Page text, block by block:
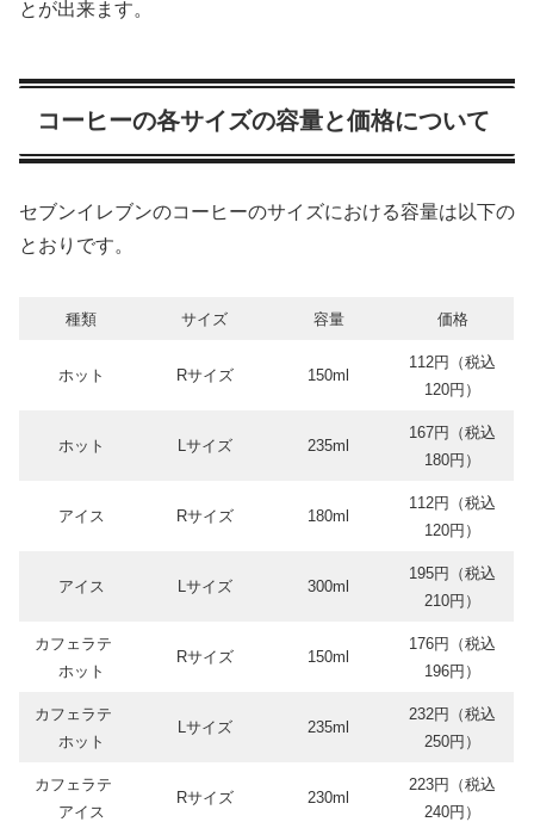
とが出来ます。
コーヒーの各サイズの容量と価格について
セブンイレブンのコーヒーのサイズにおける容量は以下の
とおりです。
種類 サイズ 容量 価格
ホット Rサイズ 150ml
112円（税込
120円）
ホット Lサイズ 235ml
167円（税込
180円）
アイス Rサイズ 180ml
112円（税込
120円）
アイス Lサイズ 300ml
195円（税込
210円）
カフェラテ
ホット
Rサイズ 150ml
176円（税込
196円）
カフェラテ
ホット
Lサイズ 235ml
232円（税込
250円）
カフェラテ
アイス
Rサイズ 230ml
223円（税込
240円）